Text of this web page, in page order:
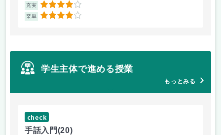
充実 4
楽単 4
学生主体で進める授業
もっとみる
check
手話入門(20)